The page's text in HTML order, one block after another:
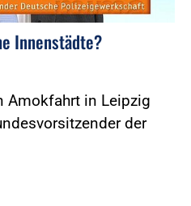
Innenstädte?
Amokfahrt in Leipzig
der